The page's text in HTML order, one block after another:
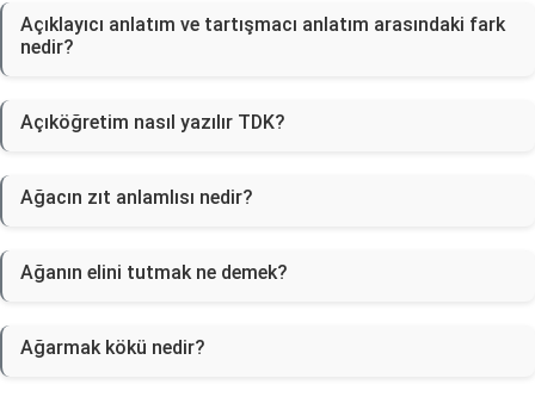
Açıklayıcı anlatım ve tartışmacı anlatım arasındaki fark
nedir?
Açıköğretim nasıl yazılır TDK?
Ağacın zıt anlamlısı nedir?
Ağanın elini tutmak ne demek?
Ağarmak kökü nedir?